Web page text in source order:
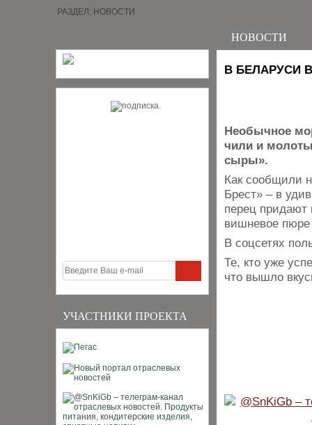
УЧАСТНИКИ ПРОЕКТА
РАЗДЕЛ: НОВОСТИ
НОВОСТИ
В БЕЛАРУСИ
Необычное
чили и
сыры».
Как сообщили
Брест» – в
перец придают
вишневое пюре
В соцсетях
Те, кто уже
что вышло